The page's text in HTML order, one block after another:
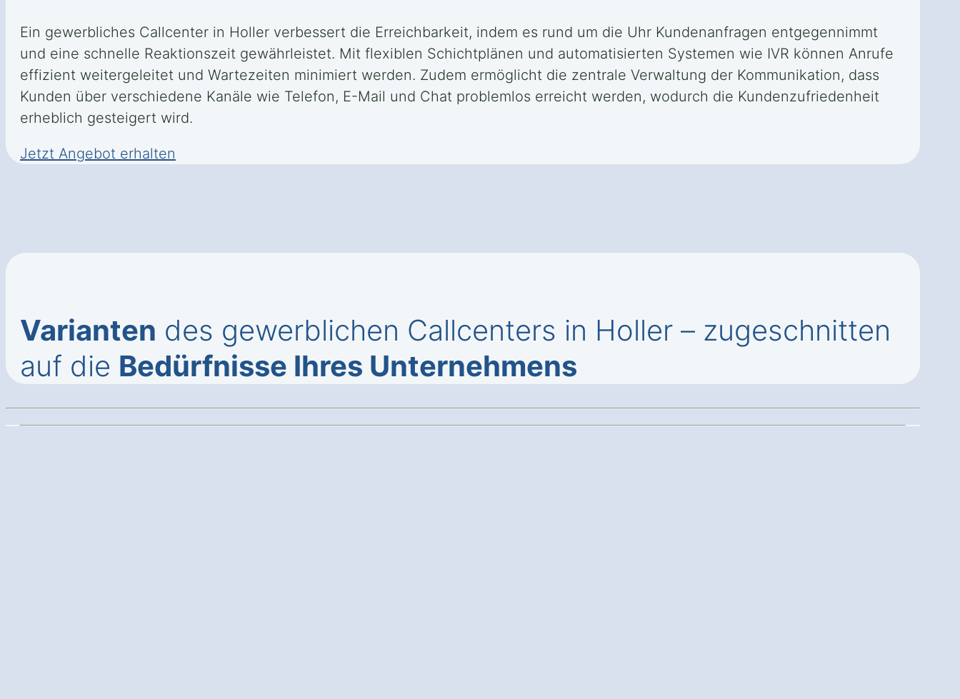
Ein gewerbliches Callcenter in Holler verbessert die Erreichbarkeit, indem es rund um die Uhr Kundenanfragen entgegennimmt
und eine schnelle Reaktionszeit gewährleistet. Mit flexiblen Schichtplänen und automatisierten Systemen wie IVR können Anrufe
effizient weitergeleitet und Wartezeiten minimiert werden. Zudem ermöglicht die zentrale Verwaltung der Kommunikation, dass
Kunden über verschiedene Kanäle wie Telefon, E-Mail und Chat problemlos erreicht werden, wodurch die Kundenzufriedenheit
erheblich gesteigert wird.
Jetzt Angebot erhalten
Varianten des gewerblichen Callcenters in Holler – zugeschnitten
auf die Bedürfnisse Ihres Unternehmens